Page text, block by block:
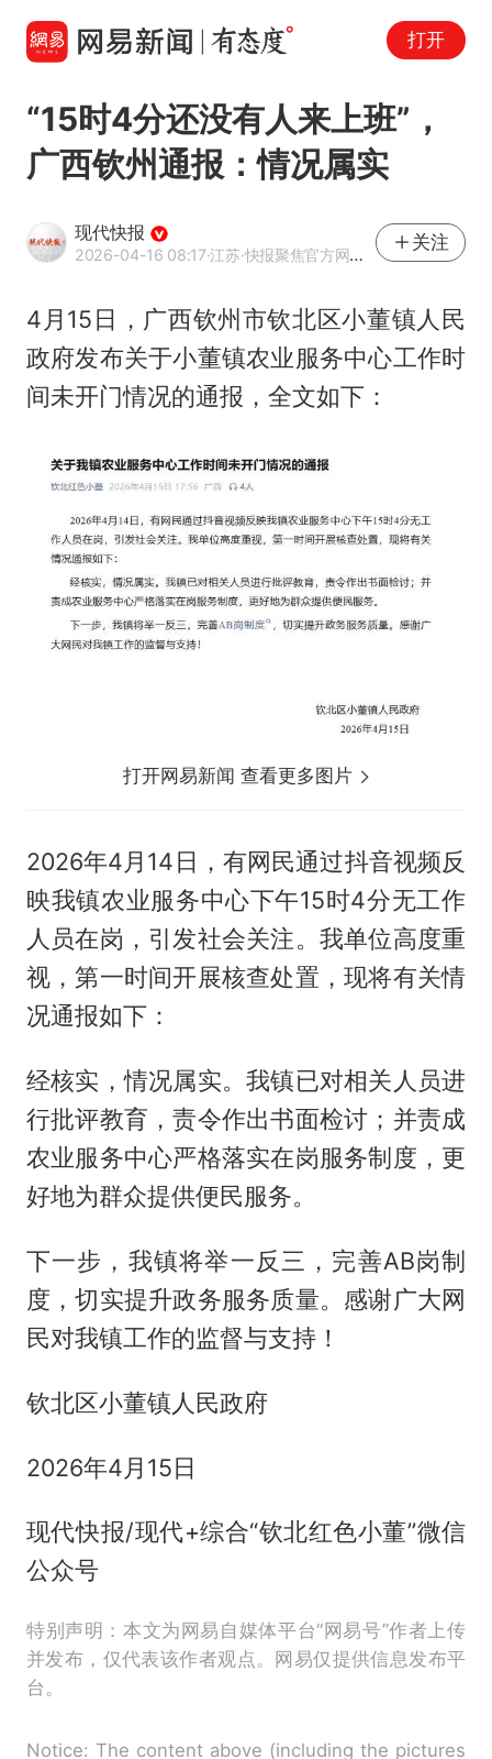
打开
“15时4分还没有人来上班”，
广西钦州通报：情况属实
现代快报
2026-04-16 08:17·江苏·快报聚焦官方网易号
关注
4月15日，广西钦州市钦北区小董镇人民
政府发布关于小董镇农业服务中心工作时
间未开门情况的通报，全文如下：
打开网易新闻 查看更多图片
2026年4月14日，有网民通过抖音视频反
映我镇农业服务中心下午15时4分无工作
人员在岗，引发社会关注。我单位高度重
视，第一时间开展核查处置，现将有关情
况通报如下：
经核实，情况属实。我镇已对相关人员进
行批评教育，责令作出书面检讨；并责成
农业服务中心严格落实在岗服务制度，更
好地为群众提供便民服务。
下一步，我镇将举一反三，完善AB岗制
度，切实提升政务服务质量。感谢广大网
民对我镇工作的监督与支持！
钦北区小董镇人民政府
2026年4月15日
现代快报/现代+综合“钦北红色小董”微信
公众号
特别声明：本文为网易自媒体平台“网易号”作者上传
并发布，仅代表该作者观点。网易仅提供信息发布平
台。
Notice: The content above (including the pictures